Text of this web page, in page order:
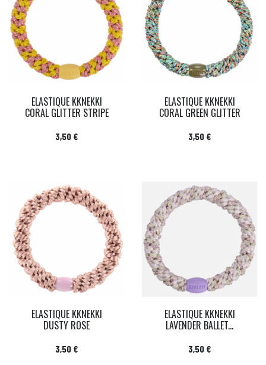
ELASTIQUE KKNEKKI
CORAL GLITTER STRIPE
Prix
3,50 €
ELASTIQUE KKNEKKI
CORAL GREEN GLITTER
Prix
3,50 €
ELASTIQUE KKNEKKI
DUSTY ROSE
Prix
3,50 €
ELASTIQUE KKNEKKI
LAVENDER BALLET...
Prix
3,50 €